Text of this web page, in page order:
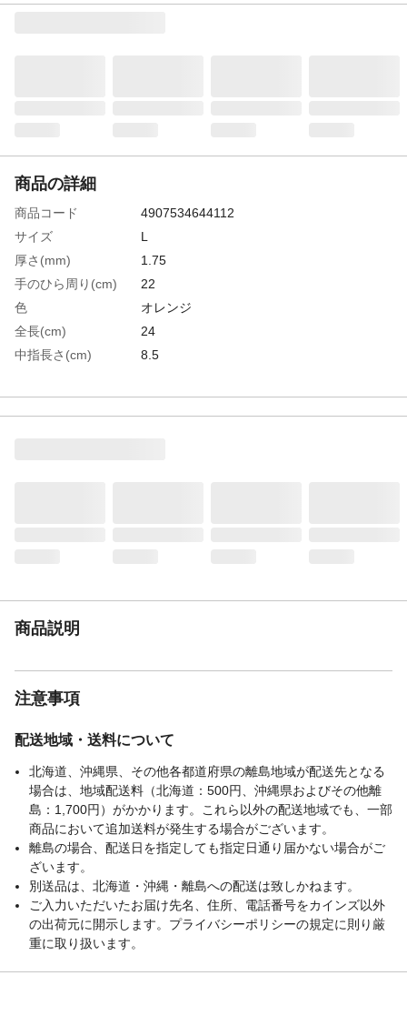
商品の詳細
商品コード
4907534644112
サイズ
L
厚さ(mm)
1.75
手のひら周り(cm)
22
色
オレンジ
全長(cm)
24
中指長さ(cm)
8.5
袖口タイプ
マジック
商品説明
注意事項
配送地域・送料について
北海道、沖縄県、その他各都道府県の離島地域が配送先となる
場合は、地域配送料（北海道：500円、沖縄県およびその他離
島：1,700円）がかかります。これら以外の配送地域でも、一部
商品において追加送料が発生する場合がございます。
離島の場合、配送日を指定しても指定日通り届かない場合がご
ざいます。
別送品は、北海道・沖縄・離島への配送は致しかねます。
ご入力いただいたお届け先名、住所、電話番号をカインズ以外
の出荷元に開示します。プライバシーポリシーの規定に則り厳
重に取り扱います。